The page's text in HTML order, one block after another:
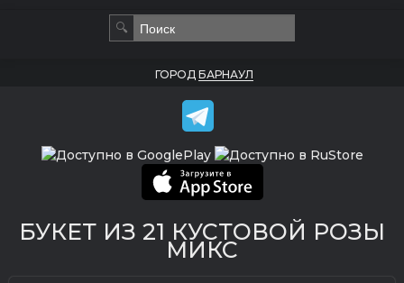
🔍
ГОРОД БАРНАУЛ
БУКЕТ ИЗ 21 КУСТОВОЙ РОЗЫ
МИКС